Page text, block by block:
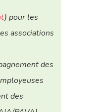
) pour les
associations
des
des